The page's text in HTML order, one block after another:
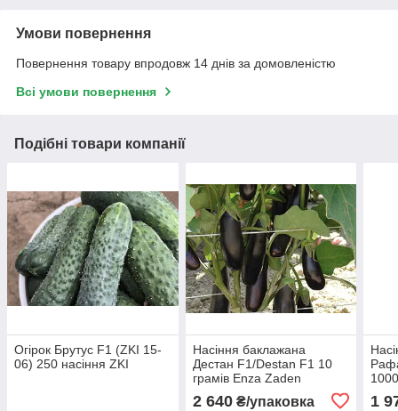
Умови повернення
Повернення товару впродовж 14 днів за домовленістю
Всі умови повернення
Подібні товари компанії
Огірок Брутус F1 (ZKI 15-
06) 250 насіння ZKI
Насіння баклажана
Дестан F1/Destan F1 10
грамів Enza Zaden
2 640₴/упаковка 1